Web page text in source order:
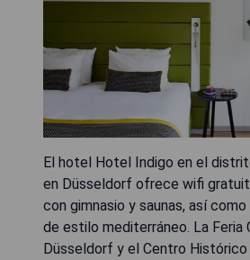
El hotel Hotel Indigo en el
en Düsseldorf ofrece wifi
con gimnasio y saunas, así
de estilo mediterráneo. La Feria
Düsseldorf y el Centro